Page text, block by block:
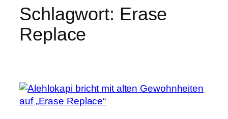
Schlagwort: Erase
Replace